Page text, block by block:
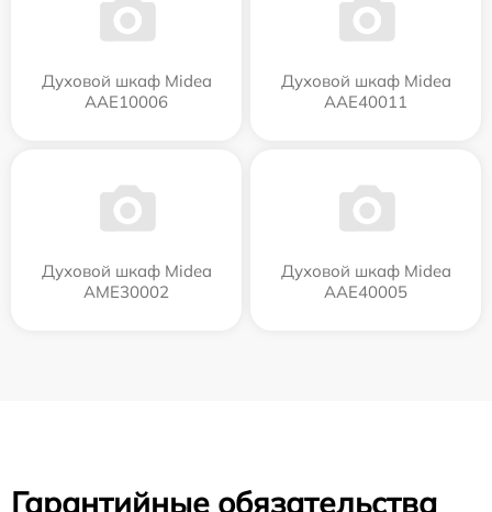
Духовой шкаф Midea
AAE10006
Духовой шкаф Midea
AAE40011
Духовой шкаф Midea
AME30002
Духовой шкаф Midea
AAE40005
Гарантийные обязательства